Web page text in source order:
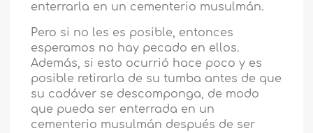
enterrarla en un cementerio musulmán.
Pero si no les es posible, entonces
esperamos no hay pecado en ellos.
Además, si esto ocurrió hace poco y es
posible retirarla de su tumba antes de que
su cadáver se descomponga, de modo
que pueda ser enterrada en un
cementerio musulmán después de ser